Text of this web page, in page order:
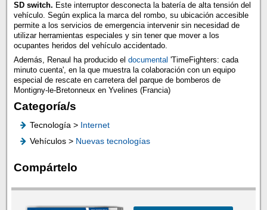
SD switch. Este interruptor desconecta la batería de alta tensión del
vehículo. Según explica la marca del rombo, su ubicación accesible
permite a los servicios de emergencia intervenir sin necesidad de
utilizar herramientas especiales y sin tener que mover a los
ocupantes heridos del vehículo accidentado.
Además, Renaul ha producido el documental 'TimeFighters: cada
minuto cuenta', en la que muestra la colaboración con un equipo
especial de rescate en carretera del parque de bomberos de
Montigny-le-Bretonneux en Yvelines (Francia)
Categoría/s
Tecnología > Internet
Vehículos > Nuevas tecnologías
Compártelo